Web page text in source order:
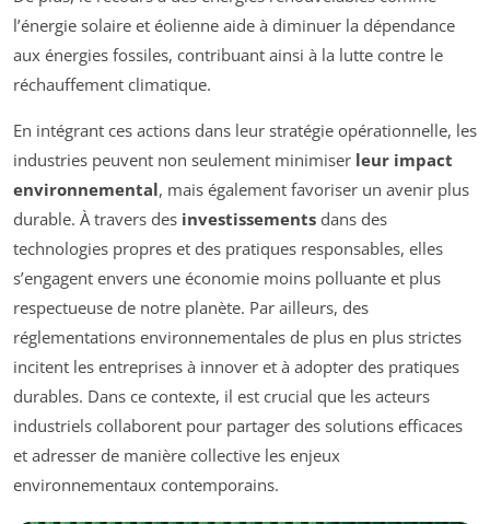
l’énergie solaire et éolienne aide à diminuer la dépendance
aux énergies fossiles, contribuant ainsi à la lutte contre le
réchauffement climatique.
En intégrant ces actions dans leur stratégie opérationnelle, les
industries peuvent non seulement minimiser leur impact
environnemental, mais également favoriser un avenir plus
durable. À travers des investissements dans des
technologies propres et des pratiques responsables, elles
s’engagent envers une économie moins polluante et plus
respectueuse de notre planète. Par ailleurs, des
réglementations environnementales de plus en plus strictes
incitent les entreprises à innover et à adopter des pratiques
durables. Dans ce contexte, il est crucial que les acteurs
industriels collaborent pour partager des solutions efficaces
et adresser de manière collective les enjeux
environnementaux contemporains.